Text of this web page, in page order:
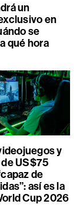
un
en
se
qué hora
y
US$75
de
así es la
Cup 2026